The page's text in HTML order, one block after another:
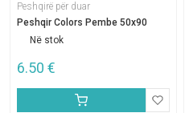
Peshqirë për duar
Peshqir Colors Pembe 50x90
Në stok
6.50 €